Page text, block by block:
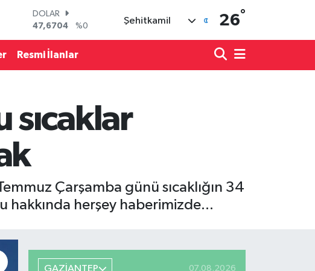
DOLAR
47,6704
%0
STERLİN
64,2143
%0
13.799
%70
BITCOIN
Şehitkamil 26°
Resmi İlanlar
sıcaklar
Çarşamba günü sıcaklığın 34
hakkında herşey haberimizde...
GAZİANTEP 07.08.2026